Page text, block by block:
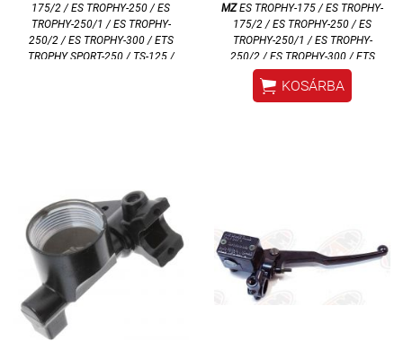
175/2 / ES TROPHY-250 / ES
TROPHY-250/1 / ES TROPHY-
250/2 / ES TROPHY-300 / ETS
TROPHY SPORT-250 / TS-125 /
MZES TROPHY-175 / ES TROPHY-
175/2 / ES TROPHY-250 / ES
TROPHY-250/1 / ES TROPHY-
250/2 / ES TROPHY-300 / ETS
TROPHY SPORT-250 /TS-250 /
TS-250/1
 KOSÁRBA